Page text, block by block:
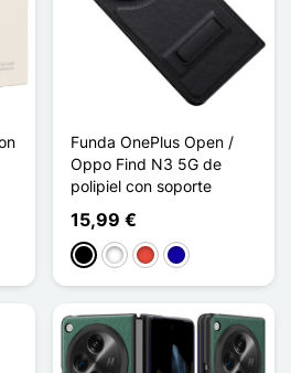
Funda OnePlus Open /
Oppo Find N3 5G de
polipiel con soporte
15,99 €
NegroBlancoRojoAzul oscuro